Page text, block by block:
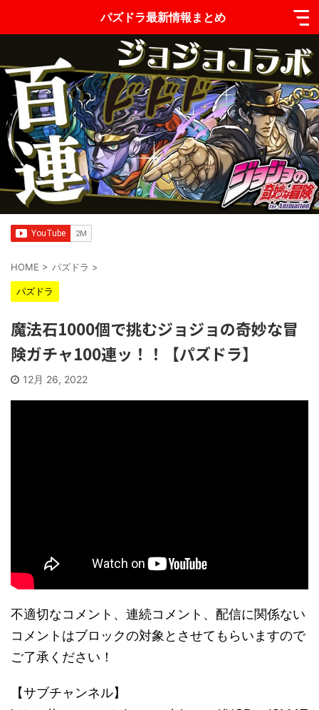
パズドラ最新情報まとめ
HOME > パズドラ >
パズドラ
魔法石1000個で挑むジョジョの奇妙な冒
険ガチャ100連ッ！！【パズドラ】
12月 26, 2022
不適切なコメント、連続コメント、配信に関係ない
コメントはブロックの対象とさせてもらいますので
ご了承ください！
【サブチャンネル】